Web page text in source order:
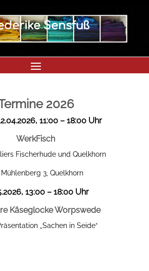
Sensfuß
2026
11:00 – 18:00 Uhr
WerkFisch
Fischerhude und Quelkhorn
3, Quelkhorn
13:00 – 18:00 Uhr
Käseglocke Worpswede
„Sachen in Seide“